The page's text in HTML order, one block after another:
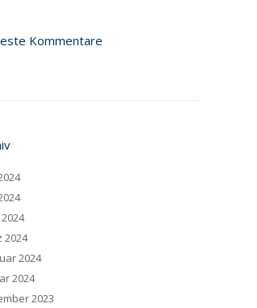
Kommentare
2024
2024
2024
2023